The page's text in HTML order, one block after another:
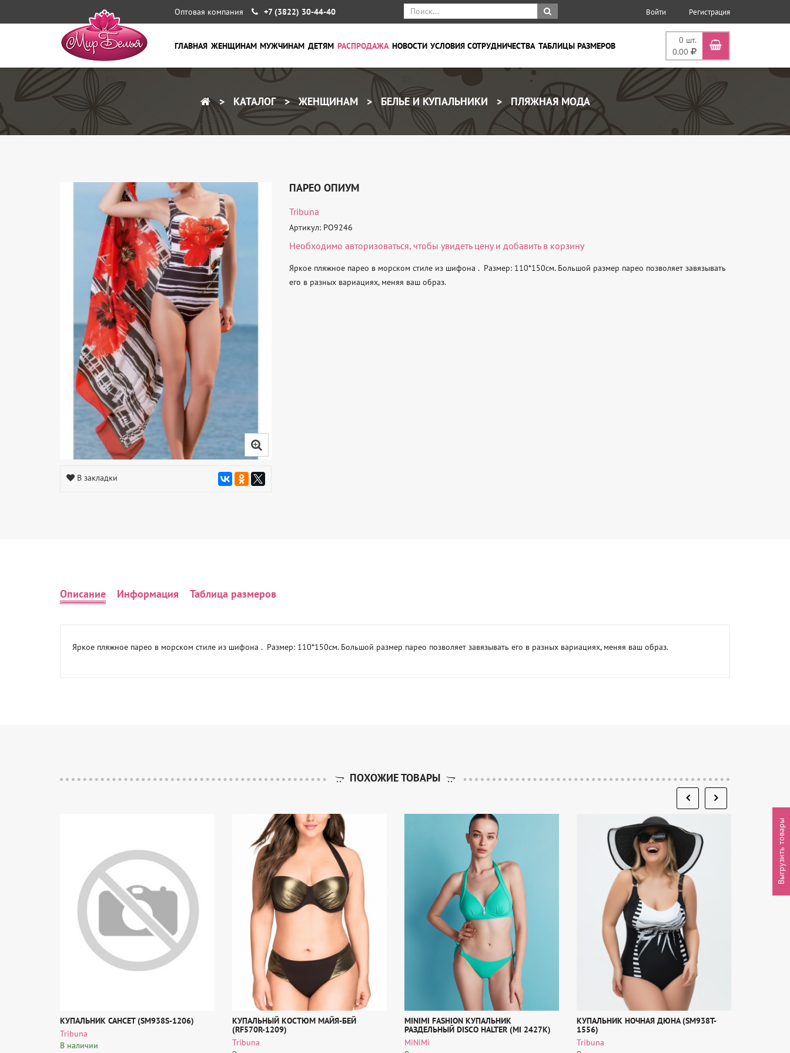
Оптовая компания +7 (3822) 30-44-40 Войти Регистрация
0 шт.
0.00
ГЛАВНАЯ ЖЕНЩИНАМ МУЖЧИНАМ ДЕТЯМ РАСПРОДАЖА НОВОСТИ УСЛОВИЯ СОТРУДНИЧЕСТВА ТАБЛИЦЫ РАЗМЕРОВ
КАТАЛОГ ЖЕНЩИНАМ БЕЛЬЕ И КУПАЛЬНИКИ ПЛЯЖНАЯ МОДА
В закладки
ПАРЕО ОПИУМ
Tribuna
Артикул: PO9246
Необходимо авторизоваться, чтобы увидеть цену и добавить в корзину
Яркое пляжное парео в морском стиле из шифона .  Размер: 110*150см. Большой размер парео позволяет завязывать
его в разных вариациях, меняя ваш образ.
Описание Информация Таблица размеров
Яркое пляжное парео в морском стиле из шифона .  Размер: 110*150см. Большой размер парео позволяет завязывать его в разных вариациях, меняя ваш образ.
ПОХОЖИЕ ТОВАРЫ
КУПАЛЬНИК САНСЕТ (SM938S-1206)
Tribuna
В наличии
КУПАЛЬНЫЙ КОСТЮМ МАЙЯ-БЕЙ
(RF570R-1209)
Tribuna
MINIMI FASHION КУПАЛЬНИК
РАЗДЕЛЬНЫЙ DISCO HALTER (MI 2427K)
MiNiMi
КУПАЛЬНИК НОЧНАЯ ДЮНА (SM938T-
1556)
Tribuna
Выгрузить товары